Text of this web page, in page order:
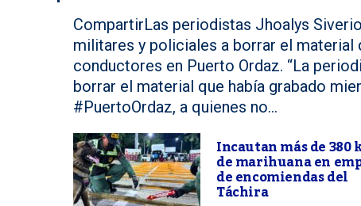
CompartirLas periodistas Jhoalys
militares y policiales a borrar el material
conductores en Puerto Ordaz. “La
borrar el material que había grabado
#PuertoOrdaz, a quienes no...
Incautan más de 380
de marihuana en
de encomiendas del
Táchira